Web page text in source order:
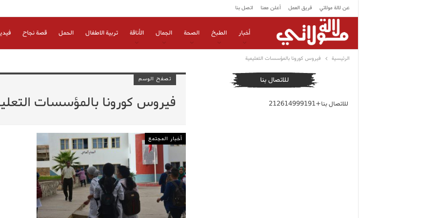
عن لالة مولاتي فريق العمل أعلن معنا اتصل بنا
أخبار الطبخ الصحة الجمال الأناقة تربية الاطفال الحمل قصة نجاح
الرئيسية فيروس كورونا بالمؤسسات التعليمية
تصفح الوسم
فيروس كورونا بالمؤسسات
أخبار المجتمع
للاتصال بنا
للاتصال بنا+212614999191